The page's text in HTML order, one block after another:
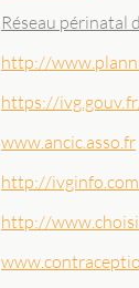
Réseau périnatal
http://
https://
www.ancic.asso.fr
http://
http://